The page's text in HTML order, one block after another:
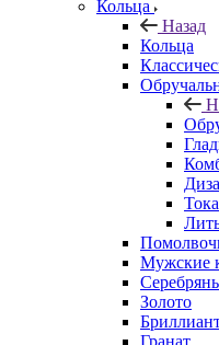
Кольца
Назад
Кольца
Мужские
Золото
Гранат